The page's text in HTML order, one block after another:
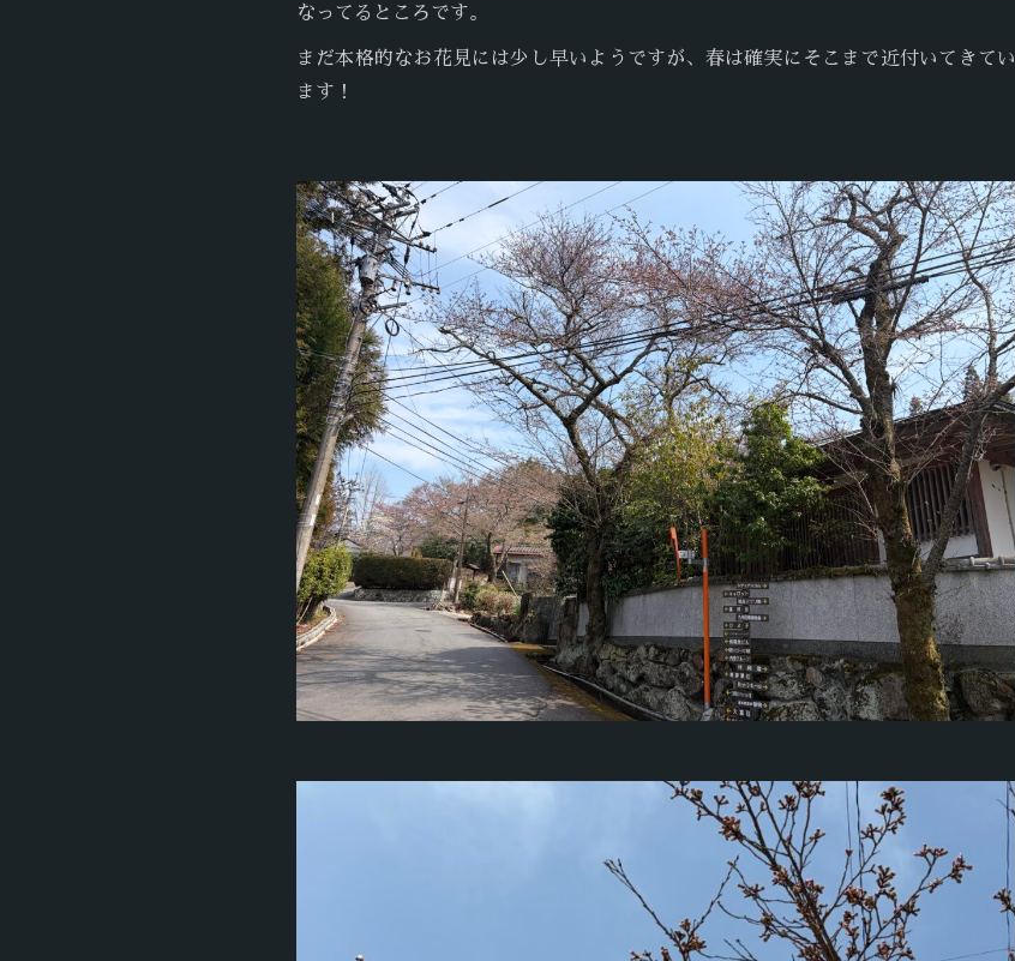
なってるところです。
まだ本格的なお花見には少し早いようですが、春は確実にそこまで近付いてきてい
ます！